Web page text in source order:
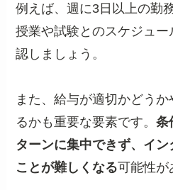
例えば、週に3日以上の勤
授業や試験とのスケジュ
認しましょう。
また、給与が適切かどう
るかも重要な要素です。条
ターンに集中できず、イ
ことが難しくなる可能性が